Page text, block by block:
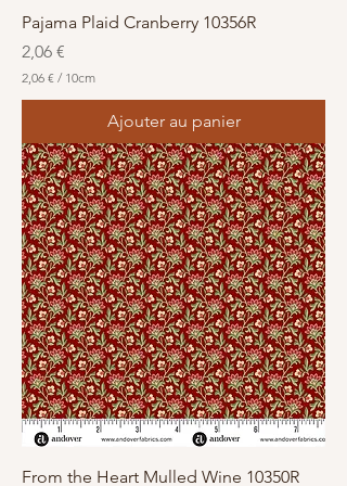
Pajama Plaid Cranberry 10356R
Prix
2,06 €
2,06 € / 10cm
6
€
p
a
r
1
0
C
e
n
t
i
m
è
t
r
Ajouter au panier
From the Heart Mulled Wine 10350R